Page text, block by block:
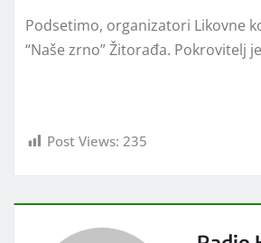
Podsetimo, organizatori Likovne
“Naše zrno” Žitorađa. Pokrovitelj
Post Views: 235